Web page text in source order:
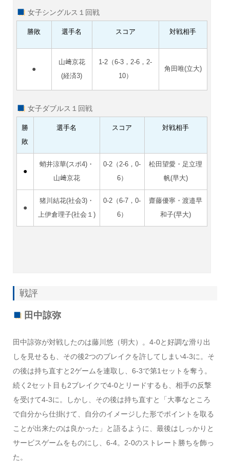
女子シングルス１回戦
勝敗 選手名 スコア 対戦相手
●
山﨑京花
(経済3)
1-2（6-3，2-6，2-
10）
角田唯(立大)
女子ダブルス１ 回戦
勝
敗
選手名 スコア 対戦相手
●
蛸井涼華(スポ4)・
山﨑京花
0-2（2-6，0-
6）
松田望愛・足立理
帆(早大)
●
猪川結花(社会3)・
上伊倉理子(社会１)
0-2（6-7，0-
6）
齋藤優寧・渡邉早
和子(早大)
戦評
田中諒弥
田中諒弥が対戦したのは藤川悠（明大）。4-0と好調な滑り出
しを見せるも、その後2つのブレイクを許してしまい4-3に。そ
の後は持ち直すと2ゲームを連取し、6-3で第1セットを奪う。
続く2セット目も2ブレイクで4-0とリードするも、相手の反撃
を受けて4-3に。しかし、その後は持ち直すと「大事なところ
で自分から仕掛けて、自分のイメージした形でポイントを取る
ことが出来たのは良かった」と語るように、最後はしっかりと
サービスゲームをものにし、6-4。2-0のストレート勝ちを飾っ
た。